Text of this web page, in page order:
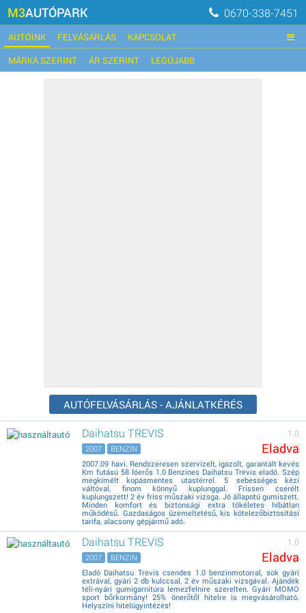
M3AUTÓPARK 0670-338-7451
AUTÓINK FELVÁSÁRLÁS
KAPCSOLAT
MÁRKA SZERINT
ÁR SZERINT LEGÚJABB
AUTÓFELVÁSÁRLÁS - AJÁNLATKÉRÉS
Daihatsu TREVIS 1.0
Eladva
2007 BENZIN
2007.09 havi. Rendszeresen szervizelt, igazolt, garantált kevés
Km futású 58 lóerős 1.0 Benzines Daihatsu Trevis eladó. Szép
megkímélt kopásmentes utastérrel. 5 sebességes kézi
váltóval, finom könnyű kuplunggal. Frissen cserélt
kuplungszett! 2 év friss műszaki vizsga. Jó állapotú gumiszett.
Minden komfort és biztonsági extra tökéletes hibátlan
működésű. Gazdaságos üzemeltetésű, kis kötelezőbiztosítási
tarifa, alacsony gépjármű adó.
Daihatsu TREVIS 1.0
Eladva
2007 BENZIN
Eladó Daihatsu Trevis csendes 1.0 benzinmotorral, sok gyári
extrával, gyári 2 db kulccsal, 2 év műszaki vizsgával. Ajándék
téli-nyári gumigarnitúra lemezfelnire szerelten. Gyári MOMO
sport bőrkormány! 25% önerőtől hitelre is megvásárolható.
Helyszíni hitelügyintézés!